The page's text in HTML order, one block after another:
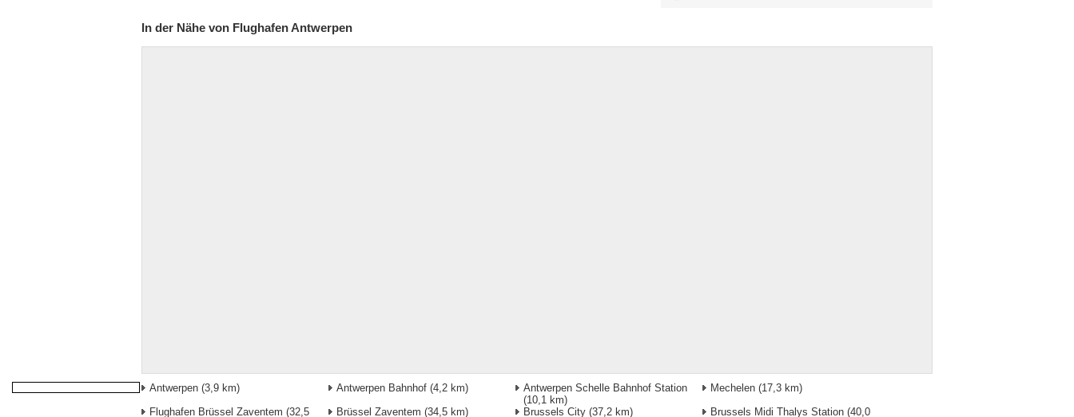
In der Nähe von Flughafen Antwerpen
Antwerpen (3,9 km) Antwerpen Bahnhof (4,2 km)
Antwerpen Schelle Bahnhof Station
(10,1 km)
Mechelen (17,3 km)
Flughafen Brüssel Zaventem (32,5 Brüssel Zaventem (34,5 km) Brussels City (37,2 km) Brussels Midi Thalys Station (40,0